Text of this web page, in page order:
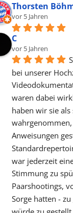
Thorsten
vor 5 Jahren
C
vor 5 Jahren
bei unserer
waren dabei
haben wir sie als
Anweisungen
war jederzeit
Stimmung zu
Paarshootings,
Sorge hatten -